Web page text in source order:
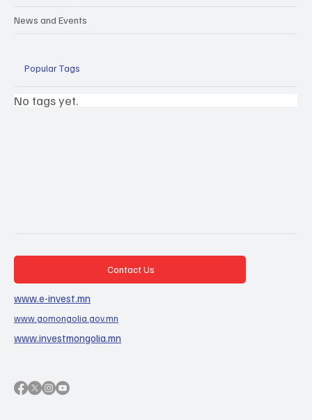
News and Events
Popular Tags
No tags yet.
Contact Us
www.e-invest.mn
www.gomongolia.gov.mn
www.investmongolia.mn